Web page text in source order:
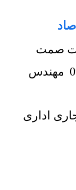
صمت
مهندس
اداری